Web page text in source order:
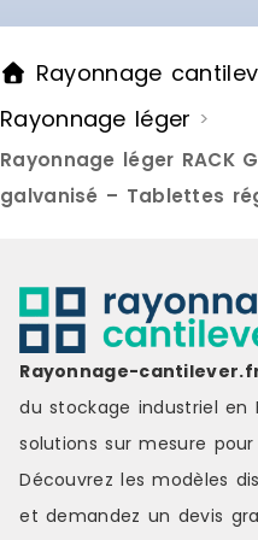
Rayonnage
Rayonnage léger >
Rayonnage léger RACK
galvanisé – Tablettes
Rayonnage-
du stockage industriel en
solutions sur mesure
Découvrez les modèles
et demandez un devis